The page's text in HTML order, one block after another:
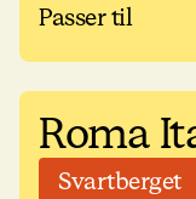
Passer til
Roma
Svartberget